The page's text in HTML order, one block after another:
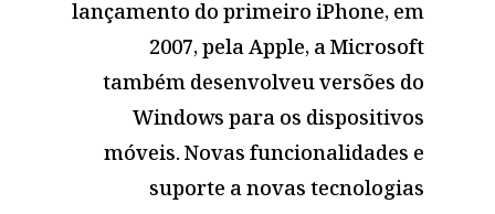
lançamento do primeiro iPhone, em
2007, pela Apple, a Microsoft
também desenvolveu versões do
Windows para os dispositivos
móveis. Novas funcionalidades e
suporte a novas tecnologias